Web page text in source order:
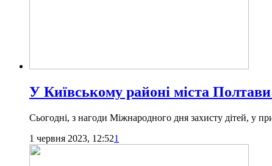
У Київському районі міста
Сьогодні, з нагоди Міжнародного дня захисту дітей, у
1 червня 2023, 12:521